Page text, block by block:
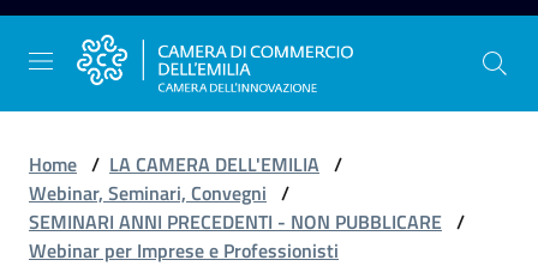
Vai al contenuto
Vai alla navigazione
Vai al footer
La
Home / LA CAMERA DELL'EMILIA /
Webinar, Seminari, Convegni /
SEMINARI ANNI PRECEDENTI - NON PUBBLICARE /
Webinar per Imprese e Professionisti